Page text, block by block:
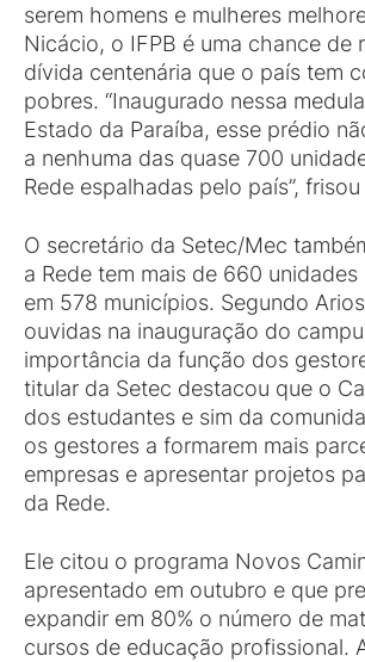
serem homens e mulheres
Nicácio, o IFPB é uma chance de
dívida centenária que o país tem
pobres. “Inaugurado nessa
Estado da Paraíba, esse prédio
a nenhuma das quase 700
Rede espalhadas pelo país”,
O secretário da Setec/Mec
a Rede tem mais de 660
em 578 municípios. Segundo
ouvidas na inauguração do
importância da função dos
titular da Setec destacou que o
dos estudantes e sim da
os gestores a formarem mais
empresas e apresentar projetos
da Rede.
Ele citou o programa Novos
apresentado em outubro e que
expandir em 80% o número de
cursos de educação profissional.